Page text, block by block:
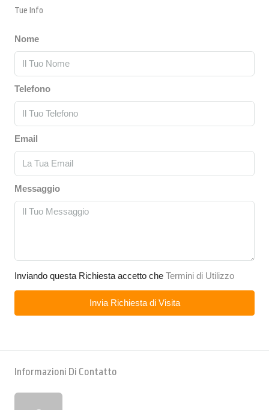
Tue Info
Nome
Telefono
Email
Messaggio
Inviando questa Richiesta accetto che Termini di Utilizzo
Invia Richiesta di Visita
Informazioni Di Contatto